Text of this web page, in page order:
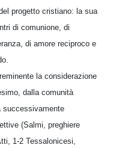
progetto cristiano: la sua
di comu­nione, di
di amore reciproco e
la considerazione
dalla comunità
successivamente
(Salmi, preghiere
1-2 Tessalonicesi,